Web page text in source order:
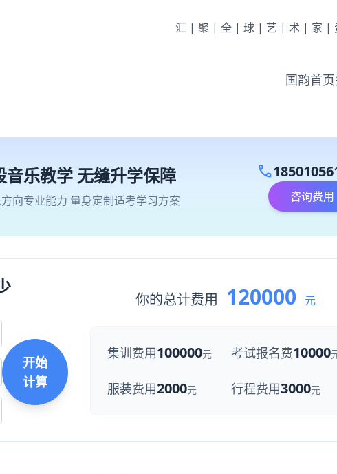
汇|聚|全|球|艺|术|家|
国韵首页
音乐教学 无缝升学保障
向专业能力 量身定制适考学习方案
call
咨询费用
开始
计算
你的总计费用 120000 元
集训费用100000元 考试报名费10000
服装费用2000元 行程费用3000元